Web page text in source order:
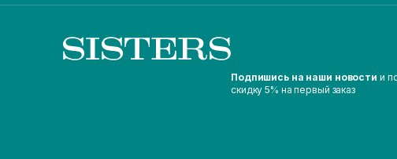
Подпишись на наши новости и
скидку 5% на первый заказ